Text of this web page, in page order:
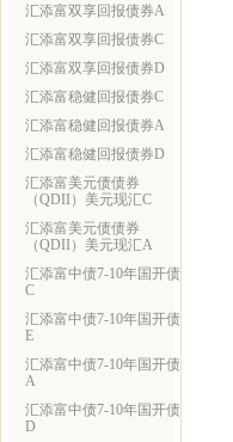
汇添富双享回报债券A
汇添富双享回报债券C
汇添富双享回报债券D
汇添富稳健回报债券C
汇添富稳健回报债券A
汇添富稳健回报债券D
汇添富美元债债券
（QDII）美元现汇C
汇添富美元债债券
（QDII）美元现汇A
汇添富中债7-10年国开债
C
汇添富中债7-10年国开债
E
汇添富中债7-10年国开债
A
汇添富中债7-10年国开债
D